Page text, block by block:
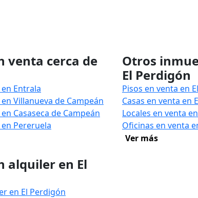
venta cerca de
Entrala
Villanueva de Campeán
Casaseca de Campeán
Pereruela
Otros
El Perdigón
Pisos en venta en
Casas en venta en
Locales en venta
Oficinas en venta
Ver más
alquiler en El
en El Perdigón